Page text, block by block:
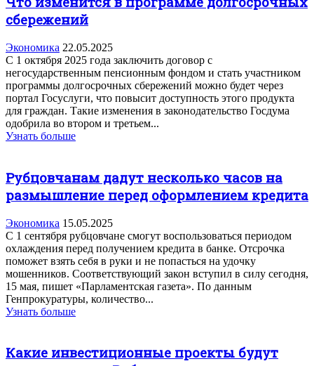
сбережений
Экономика 22.05.2025
С 1 октября 2025 года заключить договор с
негосударственным пенсионным фондом и стать участником
программы долгосрочных сбережений можно будет через
портал Госуслуги, что повысит доступность этого продукта
для граждан. Такие изменения в законодательство Госдума
одобрила во втором и третьем...
Узнать больше
Рубцовчанам дадут несколько часов на
размышление перед оформлением кредита
Экономика 15.05.2025
С 1 сентября рубцовчане смогут воспользоваться периодом
охлаждения перед получением кредита в банке. Отсрочка
поможет взять себя в руки и не попасться на удочку
мошенников. Соответствующий закон вступил в силу сегодня,
15 мая, пишет «Парламентская газета». По данным
Генпрокуратуры, количество...
Узнать больше
Какие инвестиционные проекты будут